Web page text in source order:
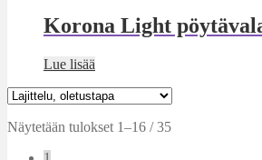
Korona Light
Lue lisää
Näytetään tulokset 1–16 / 35